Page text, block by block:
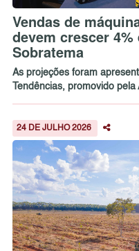
Vendas de
devem crescer
Sobratema
As projeções foram
Tendências, promovido
24 DE JULHO 2026